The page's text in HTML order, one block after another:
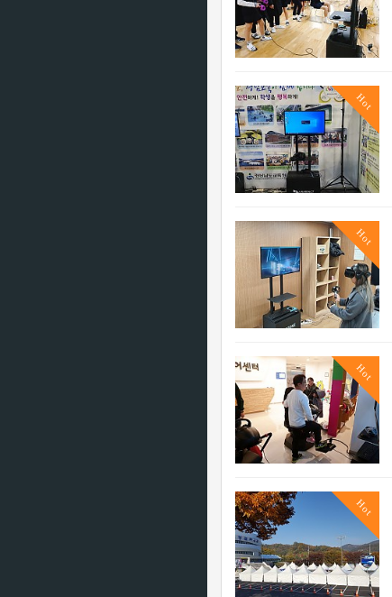
Hot
Hot
Hot
Hot